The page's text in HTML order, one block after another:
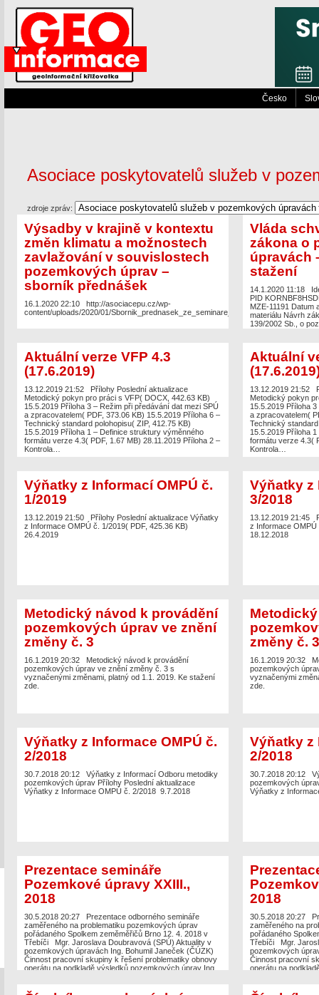
Česko
Asociace poskytovatelů služeb v
zdroje zpráv:
Výsadby v krajině v kontextu
změn klimatu a možnostech
zavlažování v souvislostech
pozemkových úprav –
sborník přednášek
16.1.2020 22:10 http://asociacepu.cz/wp-
content/uploads/2020/01/
Vláda
zákona o
úpravách
stažení
14.1.2020 11:18
PID
MZE-11191 Datum
materiálu Návrh
139/2002 Sb., o
ve znění
Aktuální verze VFP 4.3
(17.6.2019)
13.12.2019 21:52
Přílohy Poslední aktualizace
Metodický pokyn pro práci s VFP( DOCX, 442.63 KB)
15.5.2019 Příloha 3 – Režim při předávání dat mezi SPÚ
a zpracovatelem( PDF, 373.06 KB) 15.5.2019 Příloha 6 –
Technický standard polohopisu( ZIP, 412.75 KB)
15.5.2019 Příloha 1 – Definice struktury výměnného
formátu verze 4.3( PDF, 1.67 MB) 28.11.2019 Příloha 2 –
Kontrola…
Aktuální
13.12.2019 21:52
Metodický pokyn
15.5.2019 Příloha
a zpracovatelem(
Technický
15.5.2019 Příloha
formátu verze 4.3(
Kontrola…
Výňatky z Informací OMPÚ č.
1/2019
13.12.2019 21:50
Přílohy Poslední aktualizace Výňatky
z Informace OMPÚ č. 1/2019( PDF, 425.36 KB)
26.4.2019
Výňatky z
3/2018
13.12.2019 21:45
z Informace OMPÚ
18.12.2018
Metodický návod k provádění
pozemkových úprav ve znění
změny č. 3
16.1.2019 20:32
Metodický návod k provádění
pozemkových úprav ve znění změny č. 3 s
vyznačenými změnami, platný od 1.1. 2019. Ke stažení
zde.
změny č. 3
16.1.2019 20:32
pozemkových
vyznačenými
zde.
Výňatky z Informace OMPÚ č.
2/2018
30.7.2018 20:12 Výňatky z Informací Odboru metodiky
pozemkových úprav Přílohy Poslední aktualizace
Výňatky z Informace OMPÚ č. 2/2018 9.7.2018
Výňatky z
2/2018
30.7.2018 20:12
pozemkových
Výňatky z
Prezentace semináře
Pozemkové úpravy XXIII.,
2018
30.5.2018 20:27
Prezentace odborného semináře
zaměřeného na problematiku pozemkových úprav
pořádaného Spolkem zeměměřičů Brno 12. 4. 2018 v
Třebíči Mgr. Jaroslava Doubravová (SPÚ) Aktuality v
pozemkových úpravách Ing. Bohumil Janeček (ČÚZK)
Činnost pracovní skupiny k řešení problematiky obnovy
operátu na podkladě výsledků pozemkových úprav Ing.
2018
30.5.2018 20:27
zaměřeného na
pořádaného
Třebíči Mgr.
pozemkových
Činnost pracovní
operátu na